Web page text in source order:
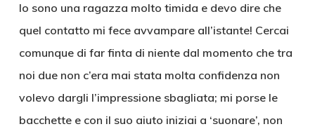
Io sono una ragazza molto timida e devo dire che
quel contatto mi fece avvampare all’istante! Cercai
comunque di far finta di niente dal momento che tra
noi due non c’era mai stata molta confidenza non
volevo dargli l’impressione sbagliata; mi porse le
bacchette e con il suo aiuto iniziai a ‘suonare’, non